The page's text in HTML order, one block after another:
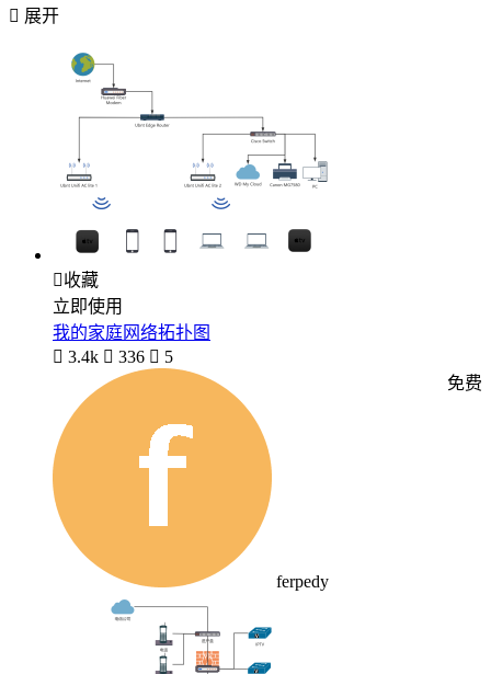
 展开
收藏
立即使用
我的家庭网络拓扑图
 3.4k  336  5
ferpedy
免费